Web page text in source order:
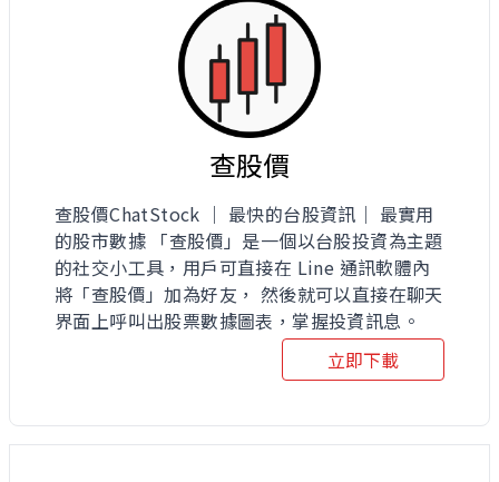
查股價
查股價ChatStock ｜ 最快的台股資訊｜ 最實用
的股市數據 「查股價」是一個以台股投資為主題
的社交小工具，用戶可直接在 Line 通訊軟體內
將「查股價」加為好友， 然後就可以直接在聊天
界面上呼叫出股票數據圖表，掌握投資訊息。
立即下載